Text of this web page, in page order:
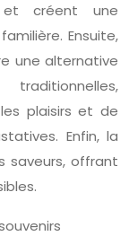
et créent une
Ensuite,
une alternative
plaisirs et de
Enfin, la
saveurs, offrant